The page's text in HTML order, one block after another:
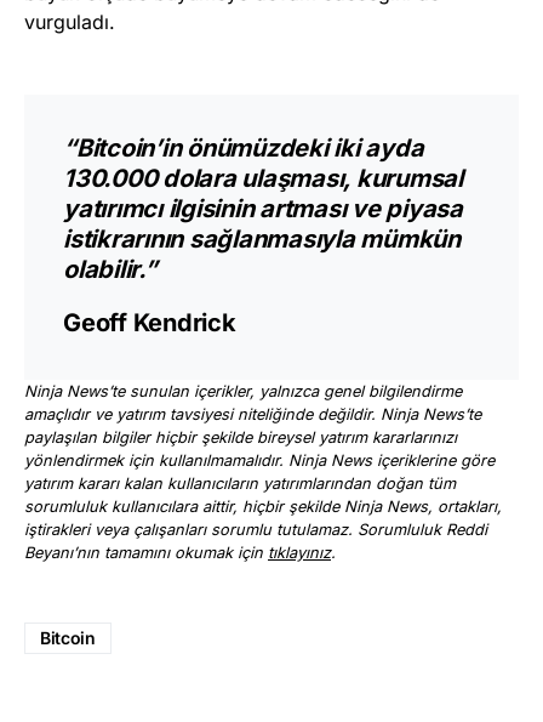
vurguladı.
“Bitcoin’in önümüzdeki iki ayda
130.000 dolara ulaşması, kurumsal
yatırımcı ilgisinin artması ve piyasa
istikrarının sağlanmasıyla mümkün
olabilir.”
Geoff Kendrick
Ninja News’te sunulan içerikler, yalnızca genel bilgilendirme
amaçlıdır ve yatırım tavsiyesi niteliğinde değildir. Ninja News’te
paylaşılan bilgiler hiçbir şekilde bireysel yatırım kararlarınızı
yönlendirmek için kullanılmamalıdır. Ninja News içeriklerine göre
yatırım kararı kalan kullanıcıların yatırımlarından doğan tüm
sorumluluk kullanıcılara aittir, hiçbir şekilde Ninja News, ortakları,
iştirakleri veya çalışanları sorumlu tutulamaz. Sorumluluk Reddi
Beyanı’nın tamamını okumak için tıklayınız.
Bitcoin